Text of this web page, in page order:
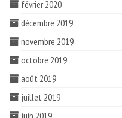
février 2020
décembre 2019
novembre 2019
octobre 2019
août 2019
juillet 2019
juin 2019